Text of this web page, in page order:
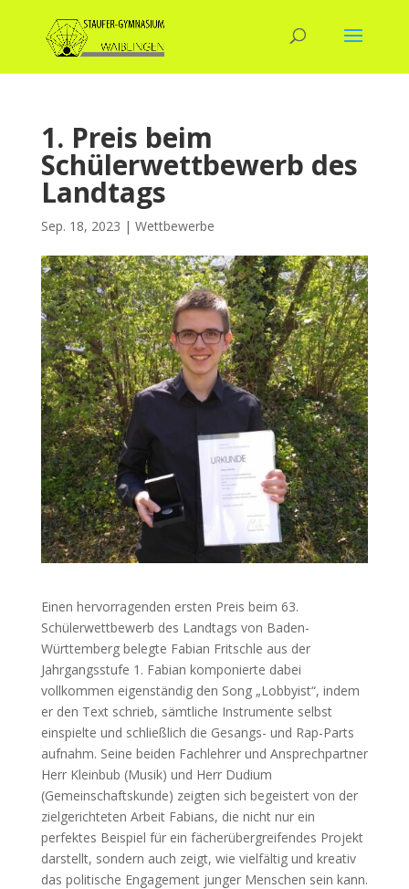
1. Preis beim
Schülerwettbewerb des
Landtags
Sep. 18, 2023 | Wettbewerbe
Einen hervorragenden ersten Preis beim 63.
Schülerwettbewerb des Landtags von Baden-
Württemberg belegte Fabian Fritschle aus der
Jahrgangsstufe 1. Fabian komponierte dabei
vollkommen eigenständig den Song „Lobbyist“, indem
er den Text schrieb, sämtliche Instrumente selbst
einspielte und schließlich die Gesangs- und Rap-Parts
aufnahm. Seine beiden Fachlehrer und Ansprechpartner
Herr Kleinbub (Musik) und Herr Dudium
(Gemeinschaftskunde) zeigten sich begeistert von der
zielgerichteten Arbeit Fabians, die nicht nur ein
perfektes Beispiel für ein fächerübergreifendes Projekt
darstellt, sondern auch zeigt, wie vielfältig und kreativ
das politische Engagement junger Menschen sein kann.